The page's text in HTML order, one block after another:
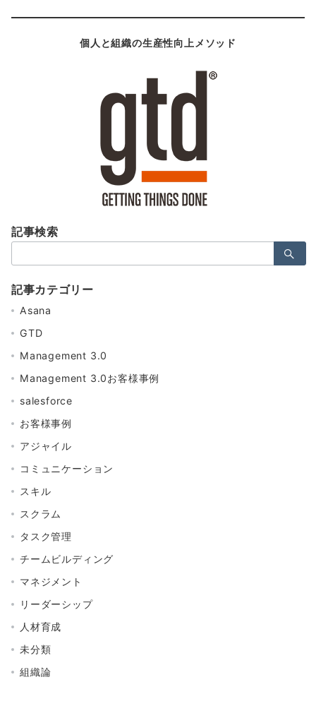
個人と組織の生産性向上メソッド
記事検索
索：
記事カテゴリー
Asana
GTD
Management 3.0
Management 3.0お客様事例
salesforce
お客様事例
アジャイル
コミュニケーション
スキル
スクラム
タスク管理
チームビルディング
マネジメント
リーダーシップ
人材育成
未分類
組織論